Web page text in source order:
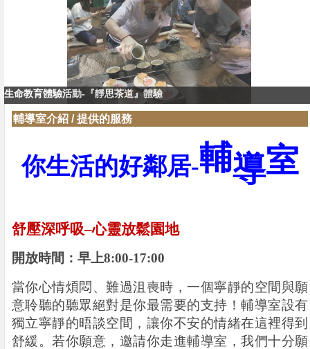
生命教育體驗活動-『靜思茶道』體驗
生命教育體驗活動-『靜思茶道』教學
輔導室介紹 /提供的服務
你生活的好鄰居-輔導室
舒壓深呼吸–心靈放鬆園地
開放時間：早上8:00-17:00
當你心情煩悶、難過沮喪時，一個寧靜的空間與願
意聆聽的聽眾絕對是你最需要的支持！輔導室設有
獨立寧靜的晤談空間，讓你不安的情緒在這裡得到
舒緩。若你願意，邀請你走進輔導室，我們十分願